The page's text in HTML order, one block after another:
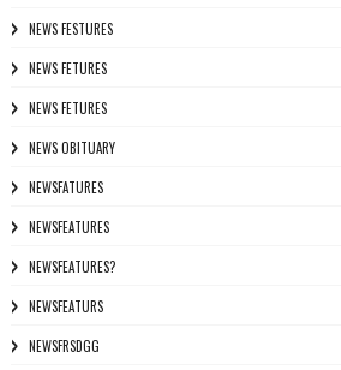
NEWS FESTURES
NEWS FETURES
NEWS FETURES
NEWS OBITUARY
NEWSFATURES
NEWSFEATURES
NEWSFEATURES?
NEWSFEATURS
NEWSFRSDGG